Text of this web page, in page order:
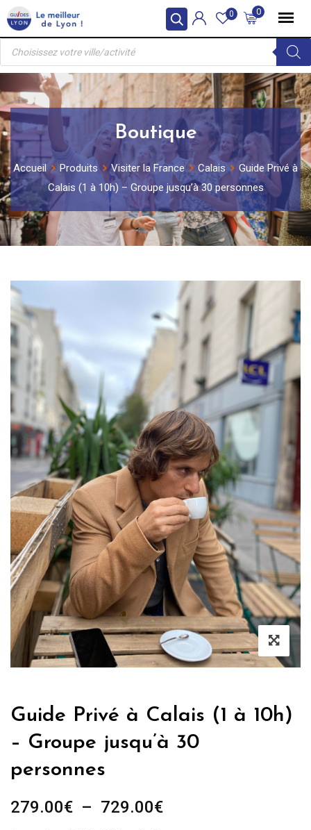
Skip
to
content
0
0
Recherche
produits
Boutique
Accueil Produits Visiter la France Calais
Guide Privé à
Calais (1 à 10h) – Groupe jusqu’à 30 personnes
Guide Privé à Calais (1 à 10h)
– Groupe jusqu’à 30
personnes
279.00€ – 729.00€Plage